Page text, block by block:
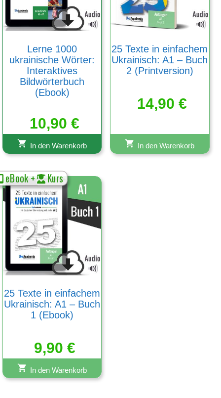
Lerne 1000
ukrainische Wörter:
Interaktives
Bildwörterbuch
(Ebook)
10,90€
In den Warenkorb
25 Texte in einfachem
Ukrainisch: A1 – Buch
2 (Printversion)
14,90€
In den Warenkorb
eBook + Kurs
25 Texte in einfachem
Ukrainisch: A1 – Buch
1 (Ebook)
9,90 €
In den Warenkorb